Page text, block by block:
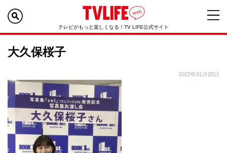
テレビがもっと楽しくなる！TV LIFE公式サイト
大久保桜子
2022年01月25日